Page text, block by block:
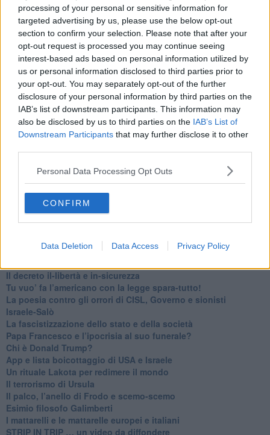
processing of your personal or sensitive information for
targeted advertising by us, please use the below opt-out
section to confirm your selection. Please note that after your
opt-out request is processed you may continue seeing
interest-based ads based on personal information utilized by
us or personal information disclosed to third parties prior to
your opt-out. You may separately opt-out of the further
disclosure of your personal information by third parties on the
IAB’s list of downstream participants. This information may
also be disclosed by us to third parties on the IAB’s List of
Downstream Participants that may further disclose it to other
Personal Data Processing Opt Outs
CONFIRM
Data Deletion Data Access Privacy Policy
dell’ignoranza
Il Wenzi e la decadenza verso la guerra e la morte
​Il tecno-fascismo e i suoi nemici delusi
​I comici e il vittimismo paranoideo al potere
​La virtù secondo Confucio e Xi (seconda parte)
Le Pax imperiali e Tianxia (prima parte)
Un mondo condiviso a misura di bambino
​Un chiarimento, Chris Hedges e qualche domanda
Il velleitarismo di Trump, dell’UE e di Darwin
​Karen Horney e il ponte sullo Stretto
​I bulli vanno isolati
L’invertebrata von der Leyen e il Lula-risk
Trump soffre, la Corte dell'Aia è viva
​Il Nobel per la pace a Trump o all’Albanese? Questo è il
​Alessandro Orsini e la tetrade oscura del sionismo
​Hilsenrath e le 9 omotipie tra Nazismo, Sionismo e
Americanismo" (4^ parte)
​Il terrore di Netanyahu e la strategia della tensione
Il mito della democratica Israele (prima parte)
​Finale di partita?
Il decreto il-libertà e in-sicurezza
Tu vuo’ fa l’americano con la legge spara-tutto!
La poesia contro gli orrori di CISL, Governo e sionisti
Israele-Salò
​La fascistizzazione dello stato e della società
Papa Francesco e l’ipocrisia al suo funerale?
​Chi è Donald Trump?
App e lista boicottaggio di USA e Israele
​Un rituale Lakota per redimere il mondo
Il terrorismo di Ursula
​Il palco, l’anello di Frodo e scemo-scemo
Esimio filosofo Galimberti
​I mattarelli e le mattarelle europei e italiani
​STRIP IN TRIP … un video da diffondere